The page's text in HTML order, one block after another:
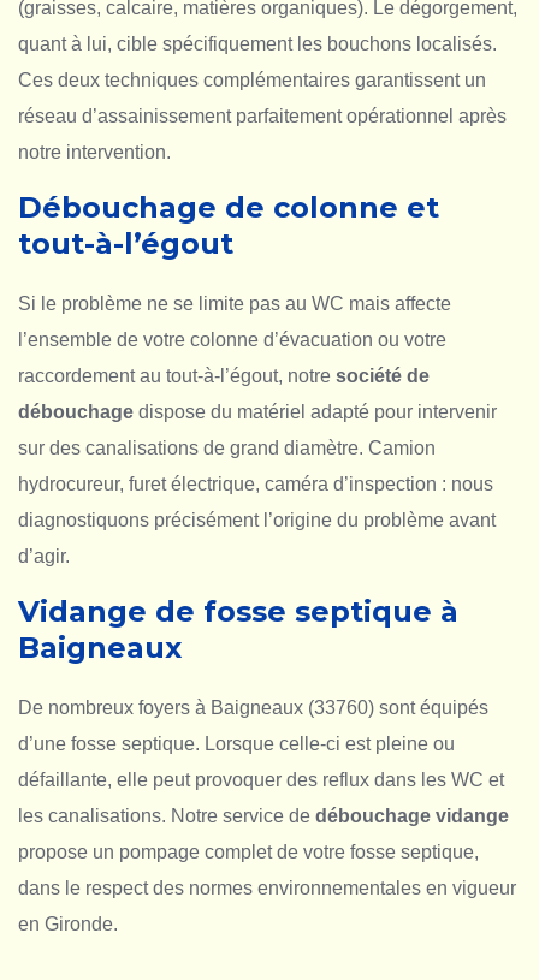
(graisses, calcaire, matières organiques). Le dégorgement,
quant à lui, cible spécifiquement les bouchons localisés.
Ces deux techniques complémentaires garantissent un
réseau d’assainissement parfaitement opérationnel après
notre intervention.
Débouchage de colonne et
tout-à-l’égout
Si le problème ne se limite pas au WC mais affecte
l’ensemble de votre colonne d’évacuation ou votre
raccordement au tout-à-l’égout, notre société de
débouchage dispose du matériel adapté pour intervenir
sur des canalisations de grand diamètre. Camion
hydrocureur, furet électrique, caméra d’inspection : nous
diagnostiquons précisément l’origine du problème avant
d’agir.
Vidange de fosse septique à
Baigneaux
De nombreux foyers à Baigneaux (33760) sont équipés
d’une fosse septique. Lorsque celle-ci est pleine ou
défaillante, elle peut provoquer des reflux dans les WC et
les canalisations. Notre service de débouchage vidange
propose un pompage complet de votre fosse septique,
dans le respect des normes environnementales en vigueur
en Gironde.